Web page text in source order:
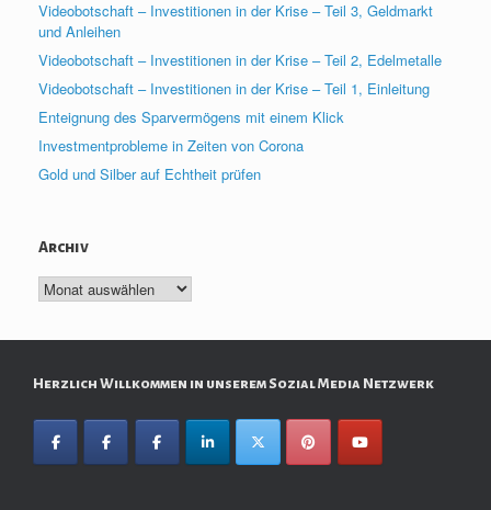
Videobotschaft – Investitionen in der Krise – Teil 3, Geldmarkt
und Anleihen
Videobotschaft – Investitionen in der Krise – Teil 2, Edelmetalle
Videobotschaft – Investitionen in der Krise – Teil 1, Einleitung
Enteignung des Sparvermögens mit einem Klick
Investmentprobleme in Zeiten von Corona
Gold und Silber auf Echtheit prüfen
Archiv
Archiv
Herzlich Willkommen in unserem Sozial Media Netzwerk